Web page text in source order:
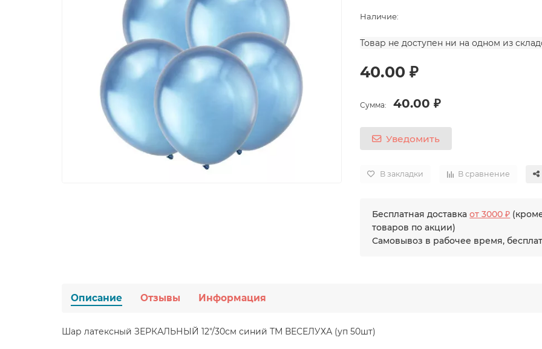
Наличие:
Товар не доступен ни на одном из
40.00 ₽
Сумма: 40.00 ₽
Уведомить
В закладки В сравнение
Бесплатная доставкаот 3000 ₽
товаров по акции)
Самовывоз в рабочее время,
Описание Отзывы Информация
Шар латексный ЗЕРКАЛЬНЫЙ 12"/30см синий ТМ ВЕСЕЛУХА (уп 50шт)